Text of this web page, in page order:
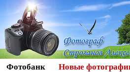
Фотобанк Новые